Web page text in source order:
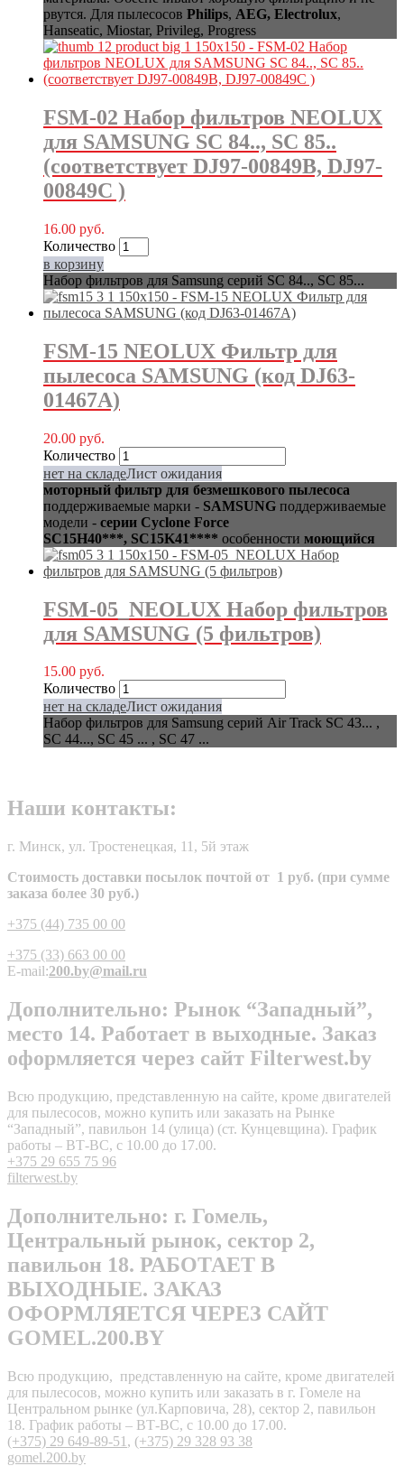
рвутся. Для пылесосов Philips, AEG, Electrolux,
Hanseatic, Miostar, Privileg, Progress
FSM-02 Набор фильтров NEOLUX
для SAMSUNG SC 84.., SC 85..
(соответствует DJ97-00849B, DJ97-
00849C )
16.00 руб.
Количество
в корзину
Набор фильтров для Samsung серий SC 84.., SC 85...
FSM-15 NEOLUX Фильтр для
пылесоса SAMSUNG (код DJ63-
01467A)
20.00 руб.
Количество
нет на складеЛист ожидания
моторный фильтр для безмешкового пылесоса
поддерживаемые марки - SAMSUNG поддерживаемые
модели - серии Cyclone Force
SC15H40***, SC15K41**** особенности моющийся
FSM-05_NEOLUX Набор фильтров
для SAMSUNG (5 фильтров)
15.00 руб.
Количество
нет на складеЛист ожидания
Набор фильтров для Samsung серий Air Track SC 43... ,
SC 44..., SC 45 ... , SC 47 ...
Наши контакты:
г. Минск, ул. Тростенецкая, 11, 5й этаж
Стоимость доставки посылок почтой от 1 руб. (при сумме
заказа более 30 руб.)
+375 (44) 735 00 00
+375 (33) 663 00 00
E-mail:200.by@mail.ru
Дополнительно: Рынок “Западный”,
место 14. Работает в выходные. Заказ
оформляется через сайт Filterwest.by
Всю продукцию, представленную на сайте, кроме двигателей
для пылесосов, можно купить или заказать на Рынке
“Западный”, павильон 14 (улица) (ст. Кунцевщина). График
работы – ВТ-ВС, с 10.00 до 17.00.
+375 29 655 75 96
filterwest.by
Дополнительно: г. Гомель,
Центральный рынок, сектор 2,
павильон 18. РАБОТАЕТ В
ВЫХОДНЫЕ. ЗАКАЗ
ОФОРМЛЯЕТСЯ ЧЕРЕЗ САЙТ
GOMEL.200.BY
Всю продукцию, представленную на сайте, кроме двигателей
для пылесосов, можно купить или заказать в г. Гомеле на
Центральном рынке (ул.Карповича, 28), сектор 2, павильон
18. График работы – ВТ-ВС, с 10.00 до 17.00.
(+375) 29 649-89-51 , (+375) 29 328 93 38
gomel.200.by